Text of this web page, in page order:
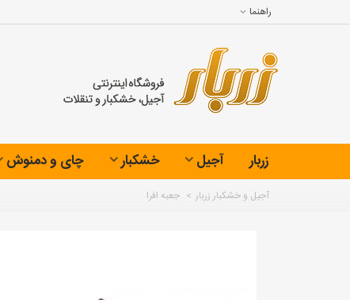
راهنما
زربار آجیل خشکبار چای و دمنوش
آجیل و خشکبار زربار > جعبه افرا